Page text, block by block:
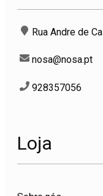
Rua Andre de
nosa@nosa.pt
928357056
Loja